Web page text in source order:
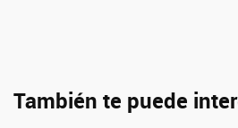
También te puede